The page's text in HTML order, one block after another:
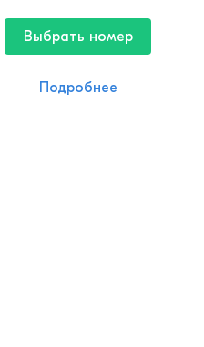
Выбрать номер
Подробнее